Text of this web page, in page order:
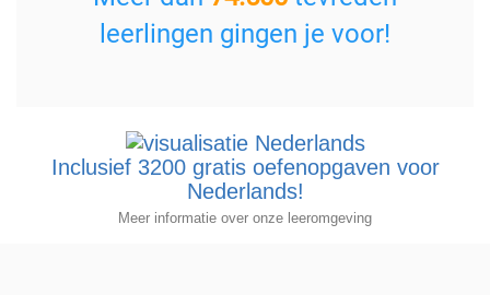
leerlingen gingen je voor!
Inclusief 3200 gratis oefenopgaven voor
Nederlands!
Meer informatie over onze leeromgeving